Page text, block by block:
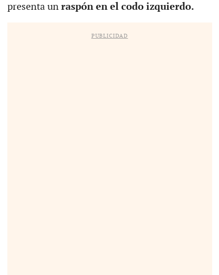
presenta un raspón en el codo izquierdo.
PUBLICIDAD